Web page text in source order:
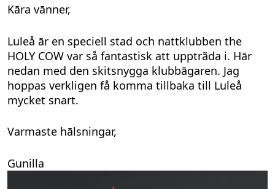
Kāra vānner,
Luleå ār en speciell stad och nattklubben the
HOLY COW var så fantastisk att upptrãda i. Hār
nedan med den skitsnygga klubbāgaren. Jag
hoppas verkligen få komma tillbaka till Luleå
mycket snart.
Varmaste hālsningar,
Gunilla